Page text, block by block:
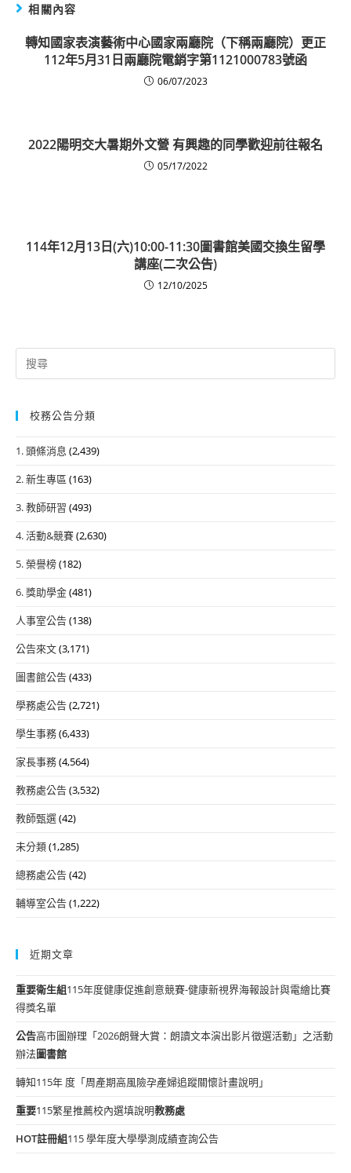
相關內容
轉知國家表演藝術中心國家兩廳院（下稱兩廳院）更正
112年5月31日兩廳院電銷字第1121000783號函
06/07/2023
2022陽明交大暑期外文營 有興趣的同學歡迎前往報名
05/17/2022
114年12月13日(六)10:00-11:30圖書館美國交換生留學
講座(二次公告)
12/10/2025
Search
for:
校務公告分類
1. 頭條消息 (2,439)
2. 新生專區 (163)
3. 教師研習 (493)
4. 活動&競賽(2,630)
5. 榮譽榜(182)
6. 獎助學金(481)
人事室公告(138)
公告來文(3,171)
圖書館公告(433)
學務處公告(2,721)
學生事務(6,433)
家長事務(4,564)
教務處公告(3,532)
教師甄選(42)
未分類(1,285)
總務處公告(42)
輔導室公告(1,222)
近期文章
重要衛生組115年度健康促進創意競賽-健康新視界海報設計與電繪比賽
得獎名單
公告高市圖辦理「2026朗聲大賞：朗讀文本演出影片徵選活動」之活動
辦法圖書館
轉知115年 度「周產期高風險孕產婦追蹤關懷計畫說明」
重要115繁星推薦校內選填說明教務處
HOT註冊組115 學年度大學學測成績查詢公告